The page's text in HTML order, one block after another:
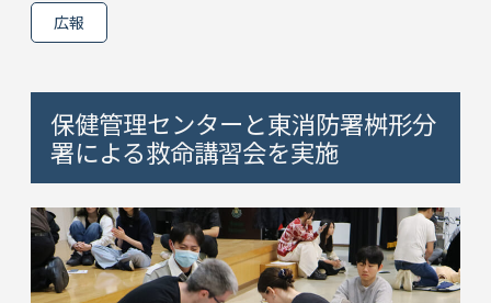
広報
保健管理センターと東消防署桝形分
署による救命講習会を実施